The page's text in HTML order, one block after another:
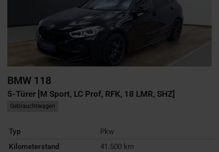
BMW 118
5-Türer [M Sport, LC Prof, RFK, 18 LMR, SHZ]
Gebrauchtwagen
Typ
Pkw
Kilometerstand
41.500 km